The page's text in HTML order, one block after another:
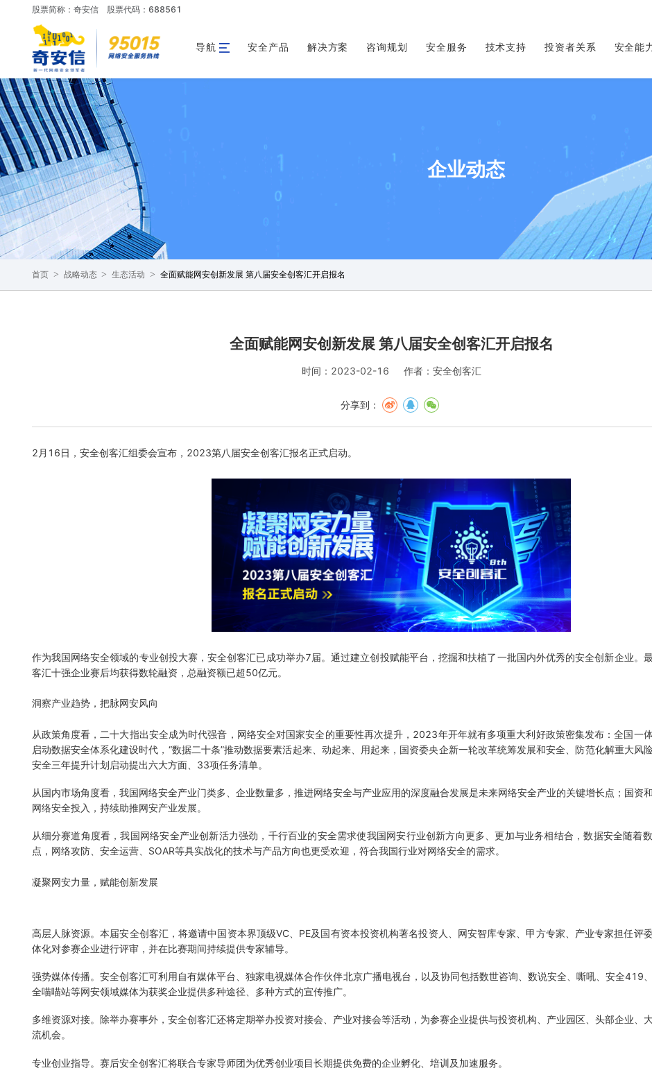
股票简称：奇安信 股票代码：688561
导航 安全产品 解决方案 咨询规划 安全服务 技术支持 投资者关系 安全能
企业动态
首页 > 战略动态 > 生态活动 > 全面赋能网安创新发展 第八届安全创客汇开启报名
全面赋能网安创新发展 第八届安全创客汇开启报名
时间：2023-02-16 作者：安全创客汇
分享到：
2月16日，安全创客汇组委会宣布，2023第八届安全创客汇报名正式启动。
作为我国网络安全领域的专业创投大赛，安全创客汇已成功举办7届。通过建立创投赋能平台，挖掘和扶植了一批国内外优秀的安全创新企业。
客汇十强企业赛后均获得数轮融资，总融资额已超50亿元。
洞察产业趋势，把脉网安风向
从政策角度看，二十大指出安全成为时代强音，网络安全对国家安全的重要性再次提升，2023年开年就有多项重大利好政策密集发布：全国一
启动数据安全体系化建设时代，“数据二十条”推动数据要素活起来、动起来、用起来，国资委央企新一轮改革统筹发展和安全、防范化解重大风
安全三年提升计划启动提出六大方面、33项任务清单。
从国内市场角度看，我国网络安全产业门类多、企业数量多，推进网络安全与产业应用的深度融合发展是未来网络安全产业的关键增长点；国资
网络安全投入，持续助推网安产业发展。
从细分赛道角度看，我国网络安全产业创新活力强劲，千行百业的安全需求使我国网安行业创新方向更多、更加与业务相结合，数据安全随着
点，网络攻防、安全运营、SOAR等具实战化的技术与产品方向也更受欢迎，符合我国行业对网络安全的需求。
凝聚网安力量，赋能创新发展
高层人脉资源。本届安全创客汇，将邀请中国资本界顶级VC、PE及国有资本投资机构著名投资人、网安智库专家、甲方专家、产业专家担任评
体化对参赛企业进行评审，并在比赛期间持续提供专家辅导。
强势媒体传播。安全创客汇可利用自有媒体平台、独家电视媒体合作伙伴北京广播电视台，以及协同包括数世咨询、数说安全、嘶吼、安全419
全喵喵站等网安领域媒体为获奖企业提供多种途径、多种方式的宣传推广。
多维资源对接。除举办赛事外，安全创客汇还将定期举办投资对接会、产业对接会等活动，为参赛企业提供与投资机构、产业园区、头部企业、
流机会。
专业创业指导。赛后安全创客汇将联合专家导师团为优秀创业项目长期提供免费的企业孵化、培训及加速服务。